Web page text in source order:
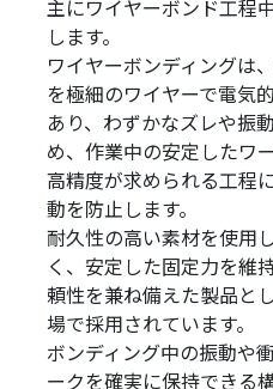
主にワイヤーボンド工程
します。
ワイヤーボンディングは
を極細のワイヤーで電気
あり、わずかなズレや振
め、作業中の安定したワ
高精度が求められる工程
動を防止します。
耐久性の高い素材を使用
く、安定した固定力を維
頼性を兼ね備えた製品と
場で採用されています。
ボンディング中の振動や
ークを確実に保持できる